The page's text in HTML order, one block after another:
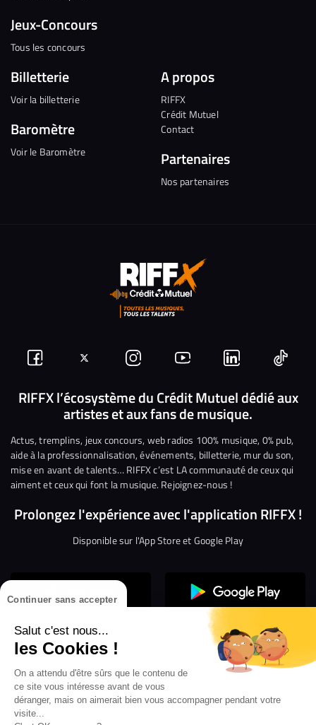
Continuer sans accepter
Salut c'est nous...
les Cookies !
On a attendu d'être sûrs que le contenu de
ce site vous intéresse avant de vous
déranger, mais on aimerait bien vous accompagner pendant votre
visite...
Jeux-Concours
Tous les concours
Billetterie
Voir la billetterie
Baromètre
Voir le Baromètre
A propos
RIFFX
Crédit Mutuel
Contact
Partenaires
Nos partenaires
Suivez-
nous
Facebook
Suivez-
nous
sur
Twitter
Nous
rejoindre
sur
Instagram
Nous
rejoindre
sur
YouTube
Nous
rejoindre
sur
Linkedin
Nous
RIFFX l’écosystème du Crédit Mutuel dédié aux
artistes et aux fans de musique.
Actus, tremplins, jeux concours, web radios 100% musique, 0% pub,
aide à la professionnalisation, événements, billetterie, mur du son,
mise en avant de talents… RIFFX c’est LA communauté de ceux qui
aiment et ceux qui font la musique. Rejoignez-nous !
Prolongez l'expérience avec l'application RIFFX !
Disponible sur l'App Store et Google Play
Confidentialité
Gestion des cookies
Conditions générales d’utilisation
Mentions légales